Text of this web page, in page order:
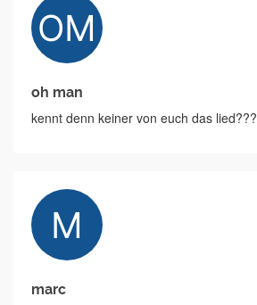
oh man
kennt denn keiner von euch das lied???
marc